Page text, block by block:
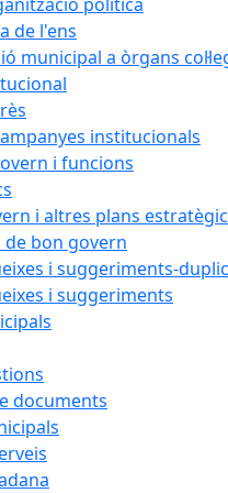
de l'ens
municipal a òrgans
institucionals
i funcions
i altres plans
de bon govern
i suggeriments-
i suggeriments
documents